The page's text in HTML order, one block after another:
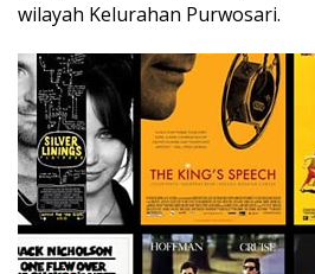
wilayah Kelurahan Purwosari.